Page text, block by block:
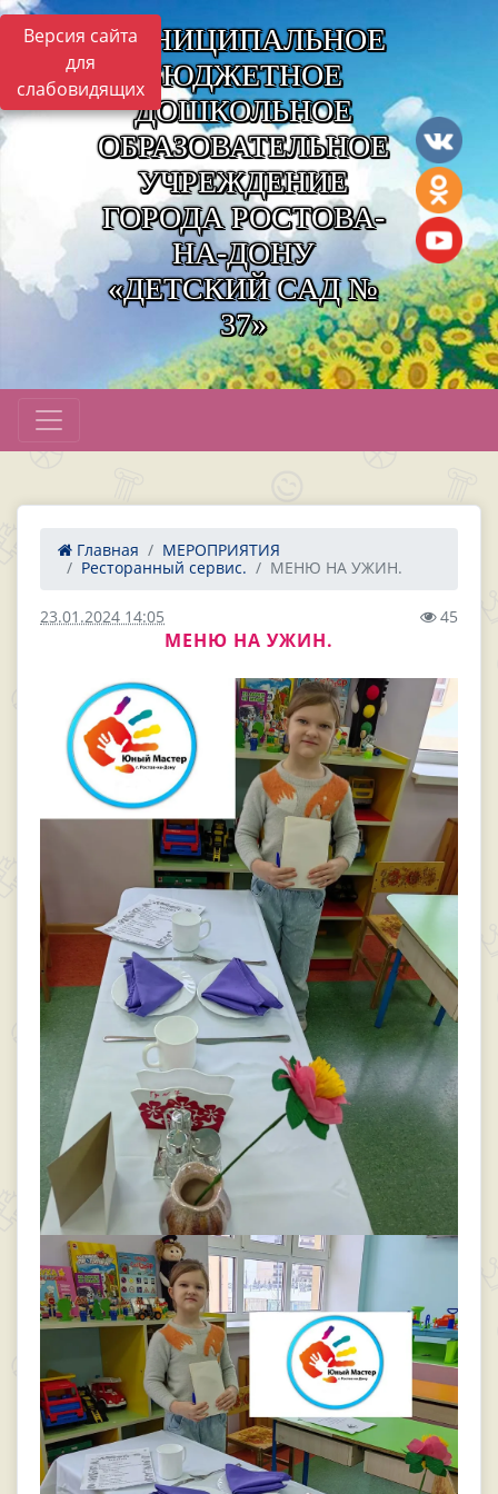
Версия сайта
для
слабовидящих
МУНИЦИПАЛЬНОЕ
БЮДЖЕТНОЕ
ДОШКОЛЬНОЕ
ОБРАЗОВАТЕЛЬНОЕ
УЧРЕЖДЕНИЕ
ГОРОДА РОСТОВА-
НА-ДОНУ
«ДЕТСКИЙ САД №
37»
Главная
МЕРОПРИЯТИЯ
Ресторанный сервис.
МЕНЮ НА УЖИН.
23.01.2024 14:05 45
МЕНЮ НА УЖИН.